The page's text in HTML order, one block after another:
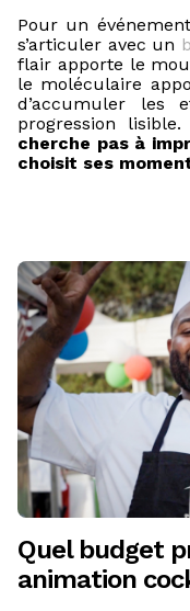
Pour un
s’articuler avec un
flair apporte le
le moléculaire
d’accumuler les
progression lisible.
cherche pas à
choisit ses
Quel budget
animation